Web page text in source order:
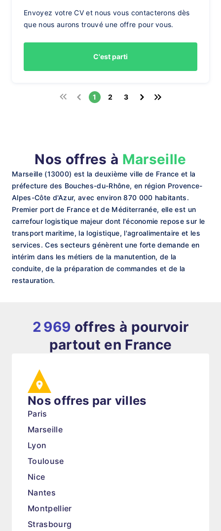
Envoyez votre CV et nous vous contacterons dès
que nous aurons trouvé une offre pour vous.
C'est parti
1 2 3
Nos offres à Marseille
Marseille (13000) est la deuxième ville de France et la
préfecture des Bouches-du-Rhône, en région Provence-
Alpes-Côte d'Azur, avec environ 870 000 habitants.
Premier port de France et de Méditerranée, elle est un
carrefour logistique majeur dont l'économie repose sur le
transport maritime, la logistique, l'agroalimentaire et les
services. Ces secteurs génèrent une forte demande en
intérim dans les métiers de la manutention, de la
conduite, de la préparation de commandes et de la
restauration.
2 969 offres à pourvoir
partout en France
Nos offres par villes
Paris
Marseille
Lyon
Toulouse
Nice
Nantes
Montpellier
Strasbourg